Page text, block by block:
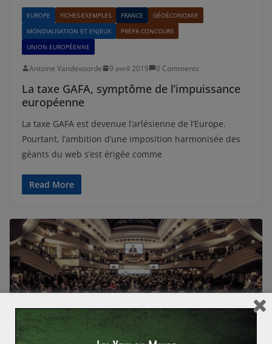
EUROPE FICHES-EXEMPLES FRANCE
GÉOÉCONOMIE
MONDIALISATION ET ENJEUX
PRÉPA CONCOURS
UNION EUROPÉENNE
Antoine Vandevoorde 9 avril 2019 0 Comments
La taxe GAFA, symptôme de l’impuissance
européenne
La taxe GAFA est devenue l’arlésienne de l’Europe.
Pourtant, l’ambition d’une imposition harmonisée des
géants du web s’est érigée comme
Read More
ACTUALITÉS FICHES-EXEMPLES